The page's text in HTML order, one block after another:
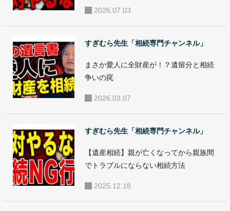
円以上の資産を動
継対策に携わる。
●セミナー・講演
超えるセミナー講
り、一般向け相続
相続コンサルタン
ト養成講座を開
講。全国の相続に
関わる専門家の教
2026.07.03
すぎむら先生「相続専門チャンネル」
まさか愛人に全財産が！？遺留分と相続
争いの罠
2026.03.07
すぎむら先生「相続専門チャンネル」
【遺産相続】親が亡くなってから親族間
でトラブルにならない相続方法
2025.12.18